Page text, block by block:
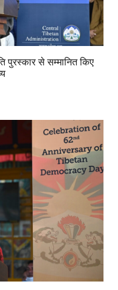
पुरस्कार से सम्मानित किए